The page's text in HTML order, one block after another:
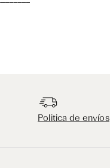
Politica de envíos